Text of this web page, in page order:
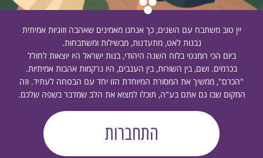
יין טוב משתבח עם השנים, כך אנחנו מאמינים שאהבה וזוגיות אמיתית
נבנות לאט, מתעדנות, מבשילות ומשתבחות.
ביום הכי רומנטי בלוח השנה היהודי, בנות ישראל היו יוצאות לחולל
בכרמים. ושם, בין השורות, בין הענבים, היו נרקמות אהבות אמיתיות.
"הכרם", ממשיך את המסורת המיוחדת הזו יחד עם הבטחה לעתיד. וזה
המקום שבו גם אתם בע"ה, תוכלו למצוא את הלב שמדבר בשפה שלכם.
התחברות